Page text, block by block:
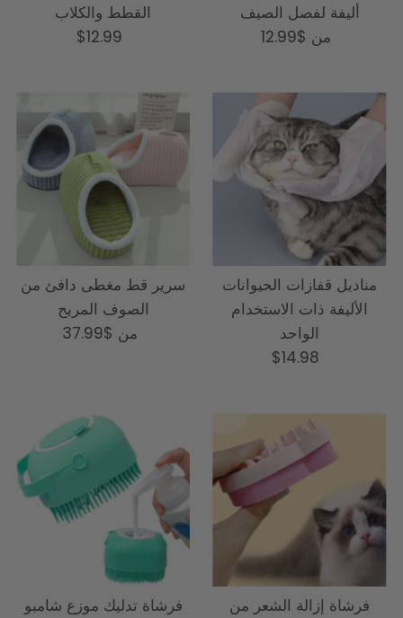
القطط والكلاب
السعر
$12.99
أليفة لفصل الصيف
السعر
من $12.99
سرير قط مغطى دافئ من
الصوف المريح
السعر
من $37.99
مناديل قفازات الحيوانات
الأليفة ذات الاستخدام
الواحد
السعر
$14.98
فرشاة تدليك موزع شامبو
فرشاة إزالة الشعر من